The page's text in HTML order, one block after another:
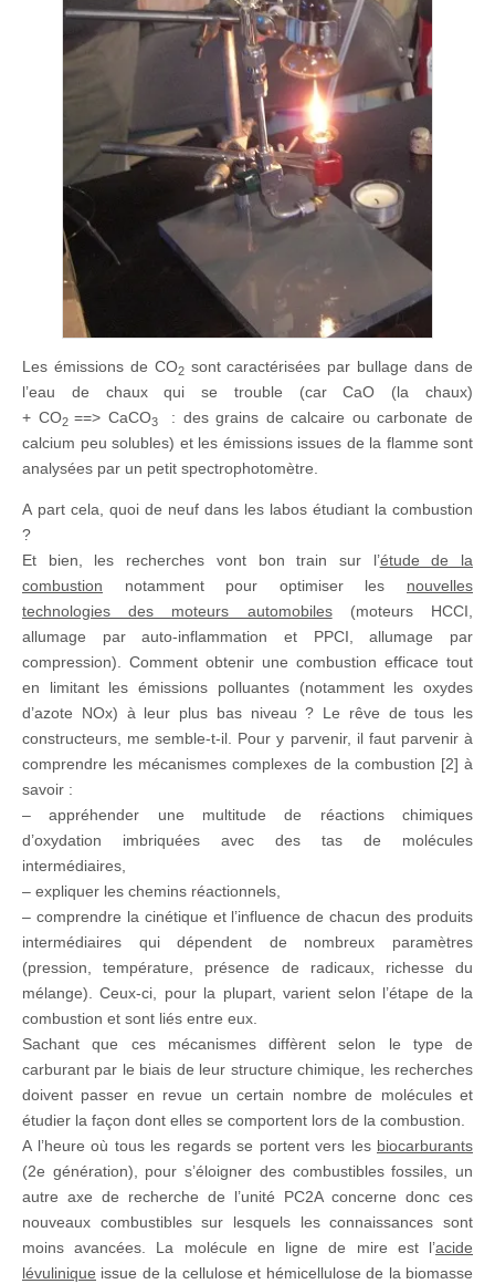
Les émissions de CO2sont caractérisées par bullage dans de
l’eau de chaux qui se trouble (car CaO (la chaux)
+ CO2==> CaCO3
: des grains de calcaire ou carbonate de
calcium peu solubles) et les émissions issues de la flamme sont
analysées par un petit spectrophotomètre.
A part cela, quoi de neuf dans les labos étudiant la combustion
?
Et bien, les recherches vont bon train sur l’étude de la
combustion notamment pour optimiser les nouvelles
technologies des moteurs automobiles(moteurs HCCI,
allumage par auto-inflammation et PPCI, allumage par
compression). Comment obtenir une combustion efficace tout
en limitant les émissions polluantes (notamment les oxydes
d’azote NOx) à leur plus bas niveau ? Le rêve de tous les
constructeurs, me semble-t-il. Pour y parvenir, il faut parvenir à
comprendre les mécanismes complexes de la combustion [2] à
savoir :
– appréhender une multitude de réactions chimiques
d’oxydation imbriquées avec des tas de molécules
intermédiaires,
– expliquer les chemins réactionnels,
– comprendre la cinétique et l’influence de chacun des produits
intermédiaires qui dépendent de nombreux paramètres
(pression, température, présence de radicaux, richesse du
mélange). Ceux-ci, pour la plupart, varient selon l’étape de la
combustion et sont liés entre eux.
Sachant que ces mécanismes diffèrent selon le type de
carburant par le biais de leur structure chimique, les recherches
doivent passer en revue un certain nombre de molécules et
étudier la façon dont elles se comportent lors de la combustion.
A l’heure où tous les regards se portent vers les biocarburants
(2e génération), pour s’éloigner des combustibles fossiles, un
autre axe de recherche de l’unité PC2A concerne donc ces
nouveaux combustibles sur lesquels les connaissances sont
moins avancées. La molécule en ligne de mire est l’acide
lévulinique issue de la cellulose et hémicellulose de la biomasse